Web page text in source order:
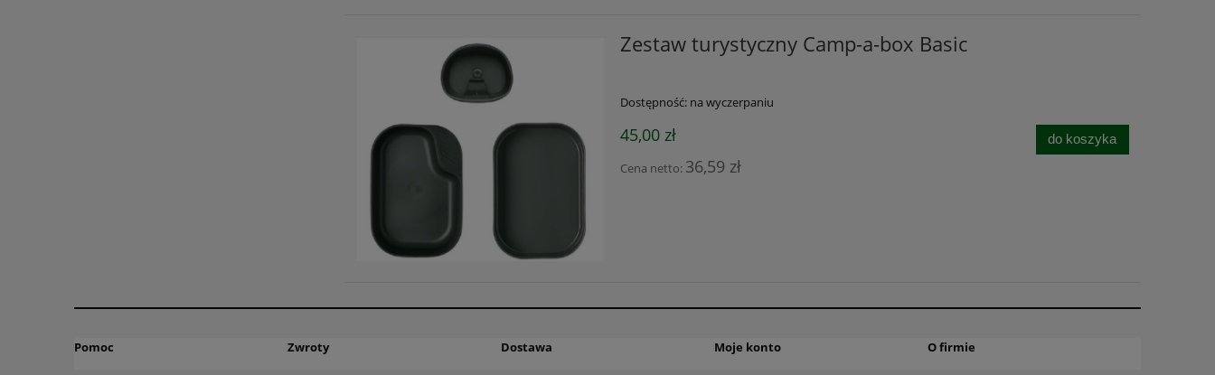
Zestaw turystyczny Camp-a-box Basic
Dostępność: na wyczerpaniu
45,00 zł
Cena netto: 36,59 zł
do koszyka
Pomoc Zwroty Dostawa Moje konto O firmie